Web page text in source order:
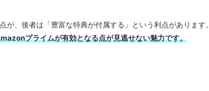
、後者は「豊富な特典が付属する」という利点があります。
プライムが有効となる点が見逃せない魅力です。